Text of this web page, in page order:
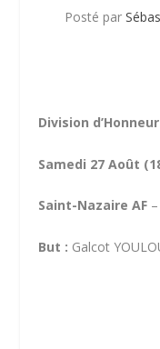
Posté par
Division
Samedi 27 Août
Saint-Nazaire AF –
But : Galcot